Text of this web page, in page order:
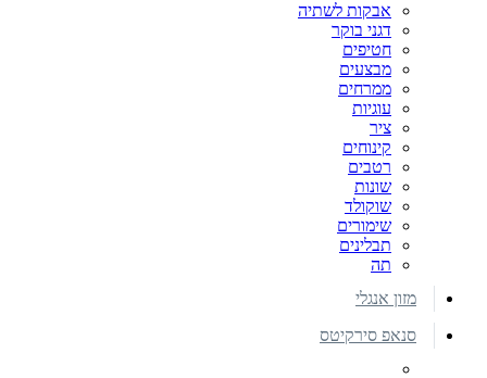
אבקות לשתיה
דגני בוקר
חטיפים
מבצעים
ממרחים
עוגיות
ציר
קינוחים
רטבים
שונות
שוקולד
שימורים
תבלינים
תה
מזון אנגלי
סנאפ סירקיטס